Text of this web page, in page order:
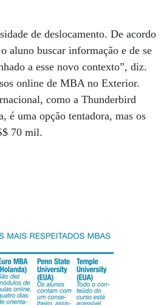
de deslocamento. De acordo
aluno buscar informação e de se
a esse novo contexto”, diz.
online de MBA no Exterior.
como a Thunderbird
é uma opção tentadora, mas os
70 mil.